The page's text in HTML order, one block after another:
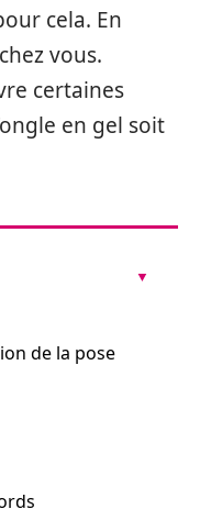
cela. En
vous.
certaines
en gel soit
de la pose